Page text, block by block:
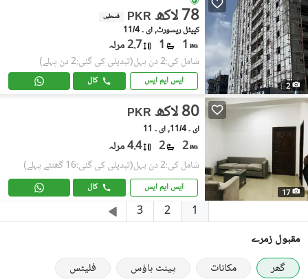
2
PKR 78 لاکھ قسطیں
کیپٹل ریسورٹ, ای ۔ 11/4
1
1 2.7 مرلہ
شامل کی:2 دن پہل (تبدیلی کی گئی:2 دن پہلے)
ایس ایم ایس کال
17
PKR 80 لاکھ
ای ۔ 11/4, ای ۔ 11
2
2 4.4 مرلہ
شامل کی:2 دن پہل (تبدیلی کی گئی:16 گھنٹے پہلے)
ایس ایم ایس کال
1
2
3
مقبول زمرے
گھر
مکانات پینٹ ہاؤس فلیٹس